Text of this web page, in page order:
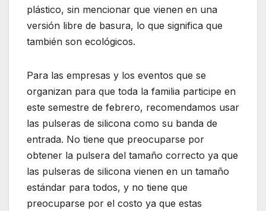
plástico, sin mencionar que vienen en una
versión libre de basura, lo que significa que
también son ecológicos.
Para las empresas y los eventos que se
organizan para que toda la familia participe en
este semestre de febrero, recomendamos usar
las pulseras de silicona como su banda de
entrada. No tiene que preocuparse por
obtener la pulsera del tamaño correcto ya que
las pulseras de silicona vienen en un tamaño
estándar para todos, y no tiene que
preocuparse por el costo ya que estas